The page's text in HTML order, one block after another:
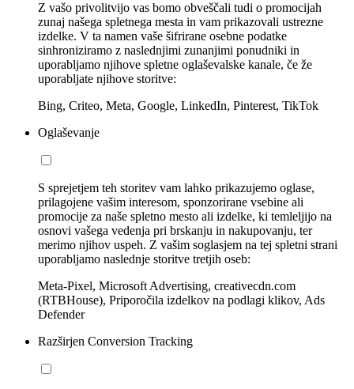
Z vašo privolitvijo vas bomo obveščali tudi o promocijah
zunaj našega spletnega mesta in vam prikazovali ustrezne
izdelke. V ta namen vaše šifrirane osebne podatke
sinhroniziramo z naslednjimi zunanjimi ponudniki in
uporabljamo njihove spletne oglaševalske kanale, če že
uporabljate njihove storitve:
Bing, Criteo, Meta, Google, LinkedIn, Pinterest, TikTok
Oglaševanje
S sprejetjem teh storitev vam lahko prikazujemo oglase,
prilagojene vašim interesom, sponzorirane vsebine ali
promocije za naše spletno mesto ali izdelke, ki temleljijo na
osnovi vašega vedenja pri brskanju in nakupovanju, ter
merimo njihov uspeh. Z vašim soglasjem na tej spletni strani
uporabljamo naslednje storitve tretjih oseb:
Meta-Pixel, Microsoft Advertising, creativecdn.com
(RTBHouse), Priporočila izdelkov na podlagi klikov, Ads
Defender
Razširjen Conversion Tracking